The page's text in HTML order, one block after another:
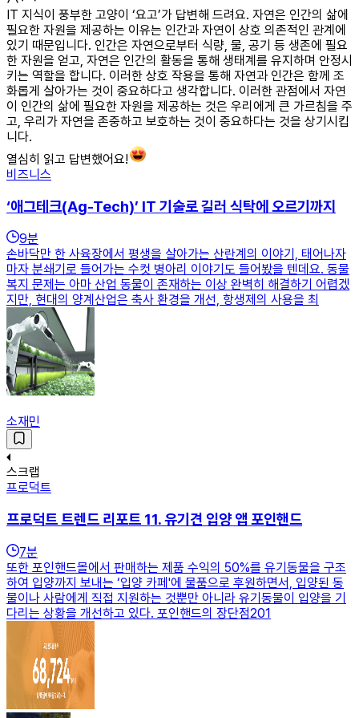
IT 지식이 풍부한 고양이 ‘요고’가 답변해 드려요. 자연은 인간의 삶에
필요한 자원을 제공하는 이유는 인간과 자연이 상호 의존적인 관계에
있기 때문입니다. 인간은 자연으로부터 식량, 물, 공기 등 생존에 필요
한 자원을 얻고, 자연은 인간의 활동을 통해 생태계를 유지하며 안정시
키는 역할을 합니다. 이러한 상호 작용을 통해 자연과 인간은 함께 조
화롭게 살아가는 것이 중요하다고 생각합니다. 이러한 관점에서 자연
이 인간의 삶에 필요한 자원을 제공하는 것은 우리에게 큰 가르침을 주
고, 우리가 자연을 존중하고 보호하는 것이 중요하다는 것을 상기시킵
니다.
열심히 읽고 답변했어요!
비즈니스
‘애그테크(Ag-Tech)’ IT 기술로 길러 식탁에 오르기까지
9분
손바닥만 한 사육장에서 평생을 살아가는 산란계의 이야기, 태어나자
마자 분쇄기로 들어가는 수컷 병아리 이야기도 들어봤을 텐데요. 동물
복지 문제는 아마 산업 동물이 존재하는 이상 완벽히 해결하기 어렵겠
지만, 현대의 양계산업은 축사 환경을 개선, 항생제의 사용을 최
소재민
스크랩
프로덕트
프로덕트 트렌드 리포트 11. 유기견 입양 앱 포인핸드
7분
또한 포인핸드몰에서 판매하는 제품 수익의 50%를 유기동물을 구조
하여 입양까지 보내는 ‘입양 카페'에 물품으로 후원하면서, 입양된 동
물이나 사람에게 직접 지원하는 것뿐만 아니라 유기동물이 입양을 기
다리는 상황을 개선하고 있다. 포인핸드의 장단점201